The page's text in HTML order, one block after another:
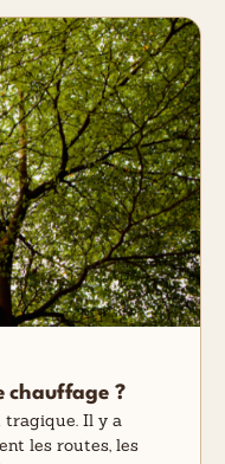
chauffage ?
tragique. Il y a
les routes, les